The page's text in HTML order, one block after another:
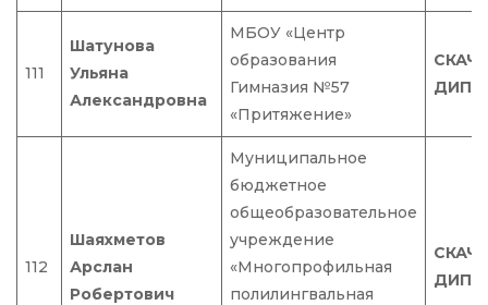
111
Шатунова
Ульяна
Александровна
МБОУ «Центр
образования
Гимназия №57
«Притяжение»
112
Шаяхметов
Арслан
Робертович
Муниципальное
бюджетное
общеобразовательное
учреждение
«Многопрофильная
полилингвальная